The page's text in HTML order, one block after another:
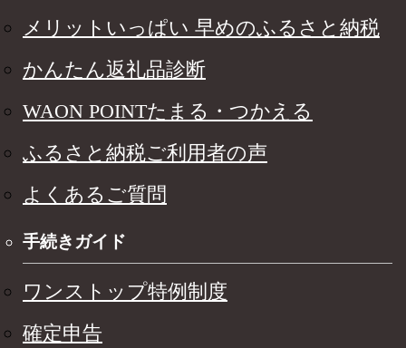
メリットいっぱい 早めのふるさと納税
かんたん返礼品診断
WAON POINTたまる・つかえる
ふるさと納税ご利用者の声
よくあるご質問
手続きガイド
ワンストップ特例制度
確定申告